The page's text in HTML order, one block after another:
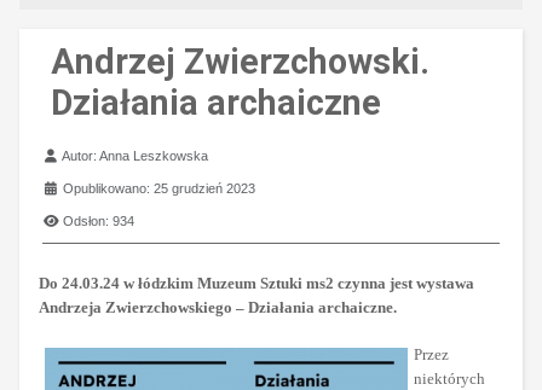
Andrzej Zwierzchowski.
Działania archaiczne
Szczegóły
Autor:Anna Leszkowska
Opublikowano: 25 grudzień 2023
Odsłon: 934
Do 24.03.24 w łódzkim Muzeum Sztuki ms2 czynna jest wystawa
Andrzeja Zwierzchowskiego – Działania archaiczne.
Przez
niektórych